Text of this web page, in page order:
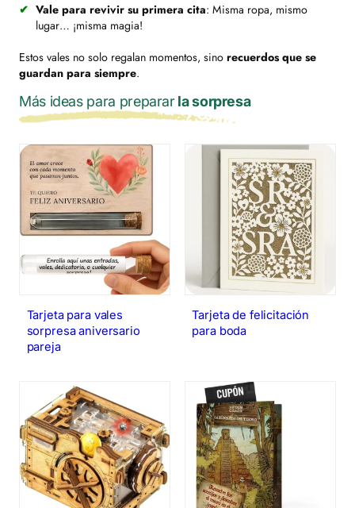
Vale para revivir su primera cita: Misma ropa, mismo
lugar… ¡misma magia!
Estos vales no solo regalan momentos, sino recuerdos que se
guardan para siempre.
Más ideas para prepararla sorpresa
Tarjeta para vales
sorpresa aniversario
pareja
Tarjeta de felicitación
para boda